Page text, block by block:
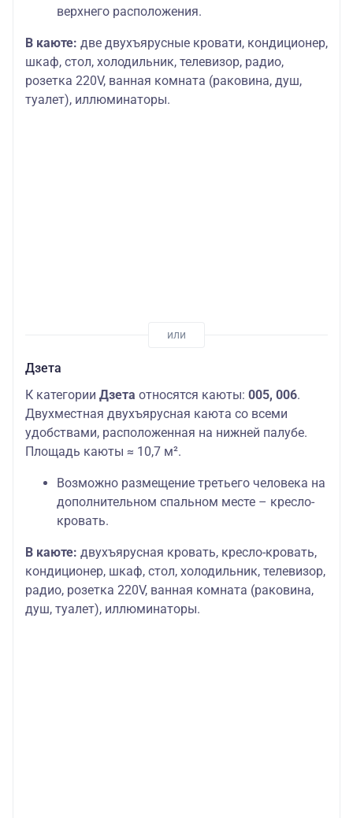
верхнего расположения.
В каюте: две двухъярусные кровати, кондиционер,
шкаф, стол, холодильник, телевизор, радио,
розетка 220V, ванная комната (раковина, душ,
туалет), иллюминаторы.
Дзета
К категории Дзета относятся каюты: 005, 006.
Двухместная двухъярусная каюта со всеми
удобствами, расположенная на нижней палубе.
Площадь каюты ≈ 10,7 м².
Возможно размещение третьего человека на
дополнительном спальном месте – кресло-
кровать.
В каюте: двухъярусная кровать, кресло-кровать,
кондиционер, шкаф, стол, холодильник, телевизор,
радио, розетка 220V, ванная комната (раковина,
душ, туалет), иллюминаторы.